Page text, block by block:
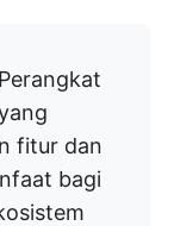
Perangkat
fitur dan
bagi